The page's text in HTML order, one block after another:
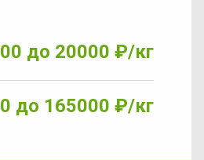
до 20000 ₽/кг
до 165000 ₽/кг